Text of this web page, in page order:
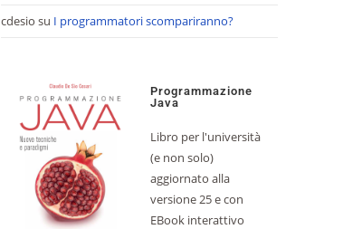
cdesio su I programmatori scompariranno?
Programmazione
Java
Libro per l'università
(e non solo)
aggiornato alla
versione 25 e con
EBook interattivo